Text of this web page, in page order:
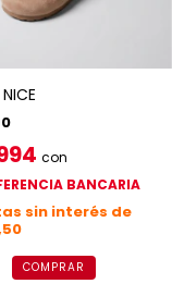
con
BANCARIA
sin interés de
COMPRAR